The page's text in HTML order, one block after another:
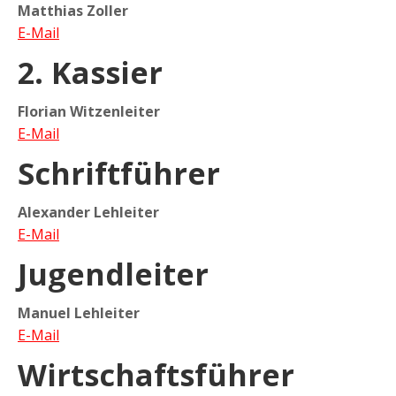
Matthias Zoller
E-Mail
2. Kassier
Florian Witzenleiter
E-Mail
Schriftführer
Alexander Lehleiter
E-Mail
Jugendleiter
Manuel Lehleiter
E-Mail
Wirtschaftsführer